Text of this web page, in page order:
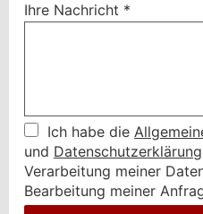
Ihre Nachricht *
Ich habe die
und Datenschutzerklärung
Verarbeitung meiner
Bearbeitung meiner